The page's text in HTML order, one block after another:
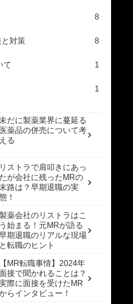
8
と対策 8
て 1
1
未だに製薬業界に蔓延る
医薬品の併売について考
える
リストラで肩叩きにあっ
たが会社に残ったMRの
末路は？早期退職の実
！
薬会社のリストラはこ
う始まる！元MRが語る
期退職のリアルな現場
と転職のヒント
【MR転職事情】2024年
接で聞かれることは？
際に面接を受けたMR
らインタビュー！